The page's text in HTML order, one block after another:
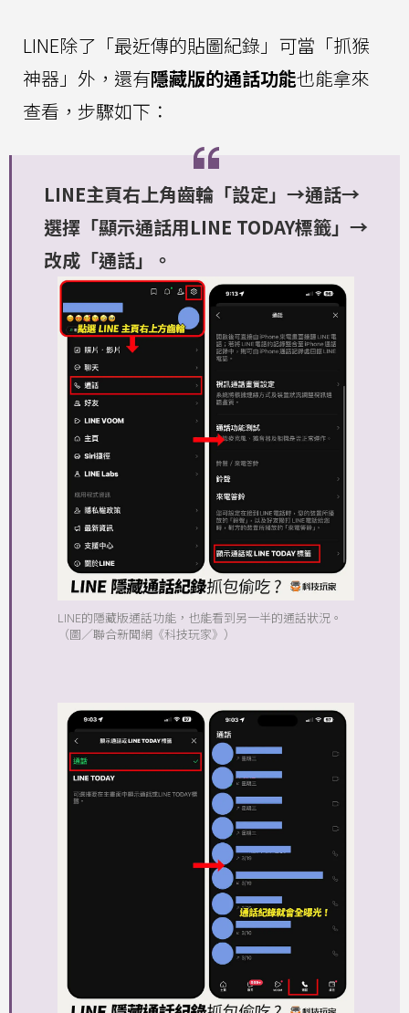
LINE除了「最近傳的貼圖紀錄」可當「抓猴
神器」外，還有隱藏版的通話功能也能拿來
查看，步驟如下：
LINE主頁右上角齒輪「設定」→通話→
選擇「顯示通話用LINE TODAY標籤」→
改成「通話」。
LINE的隱藏版通話功能，也能看到另一半的通話狀況。
（圖／聯合新聞網《科技玩家》）